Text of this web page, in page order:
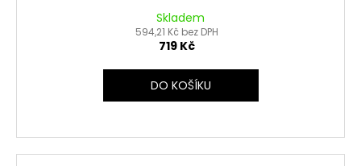
Skladem
594,21 Kč bez DPH
719 Kč
DO KOŠÍKU